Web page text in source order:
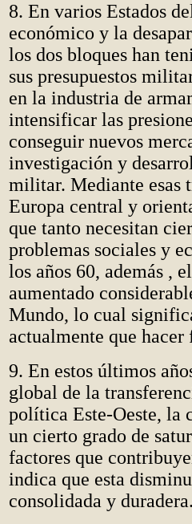
8. En varios Estados
económico y la
los dos bloques han
sus presupuestos
en la industria de
intensificar las
conseguir nuevos
investigación y
militar. Mediante esas
Europa central y
que tanto necesitan
problemas sociales y
los años 60, además ,
aumentado
Mundo, lo cual
actualmente que
9. En estos últimos
global de la
política Este-Oeste, la
un cierto grado de
factores que
indica que esta
consolidada y duradera.